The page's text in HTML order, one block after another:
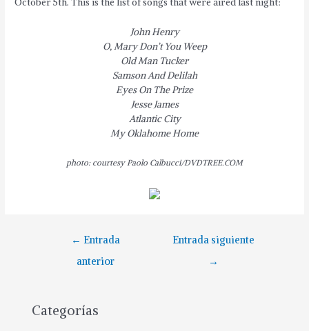
John Henry
O, Mary Don’t You Weep
Old Man Tucker
Samson And Delilah
Eyes On The Prize
Jesse James
Atlantic City
My Oklahome Home
photo: courtesyPaolo Calbucci/DVDTREE.COM
Navegación
← Entrada
anterior
Entrada siguiente
→
Categorías